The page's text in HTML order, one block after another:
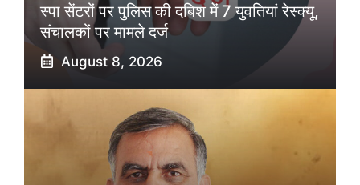
स्पा सेंटरों पर पुलिस की दबिश में 7 युवतियां रेस्क्यू,
संचालकों पर मामले दर्ज
August 8, 2026